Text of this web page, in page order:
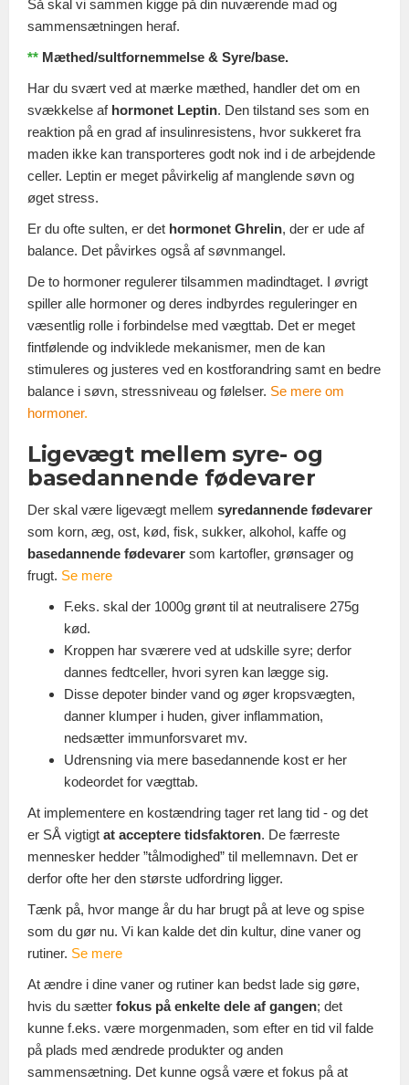
Så skal vi sammen kigge på din nuværende mad og
sammensætningen heraf.
** Mæthed/sultfornemmelse & Syre/base.
Har du svært ved at mærke mæthed, handler det om en
svækkelse af hormonet Leptin. Den tilstand ses som en
reaktion på en grad af insulinresistens, hvor sukkeret fra
maden ikke kan transporteres godt nok ind i de arbejdende
celler. Leptin er meget påvirkelig af manglende søvn og
øget stress.
Er du ofte sulten, er det hormonet Ghrelin, der er ude af
balance. Det påvirkes også af søvnmangel.
De to hormoner regulerer tilsammen madindtaget. I øvrigt
spiller alle hormoner og deres indbyrdes reguleringer en
væsentlig rolle i forbindelse med vægttab. Det er meget
fintfølende og indviklede mekanismer, men de kan
stimuleres og justeres ved en kostforandring samt en bedre
balance i søvn, stressniveau og følelser. Se mere om
hormoner.
Ligevægt mellem syre- og
basedannende fødevarer
Der skal være ligevægt mellem syredannende fødevarer
som korn, æg, ost, kød, fisk, sukker, alkohol, kaffe og
basedannende fødevarer som kartofler, grønsager og
frugt. Se mere
F.eks. skal der 1000g grønt til at neutralisere 275g
kød.
Kroppen har sværere ved at udskille syre; derfor
dannes fedtceller, hvori syren kan lægge sig.
Disse depoter binder vand og øger kropsvægten,
danner klumper i huden, giver inflammation,
nedsætter immunforsvaret mv.
Udrensning via mere basedannende kost er her
kodeordet for vægttab.
At implementere en kostændring tager ret lang tid - og det
er SÅ vigtigt at acceptere tidsfaktoren. De færreste
mennesker hedder ”tålmodighed” til mellemnavn. Det er
derfor ofte her den største udfordring ligger.
Tænk på, hvor mange år du har brugt på at leve og spise
som du gør nu. Vi kan kalde det din kultur, dine vaner og
rutiner. Se mere
At ændre i dine vaner og rutiner kan bedst lade sig gøre,
hvis du sætter fokus på enkelte dele af gangen; det
kunne f.eks. være morgenmaden, som efter en tid vil falde
på plads med ændrede produkter og anden
sammensætning. Det kunne også være et fokus på at